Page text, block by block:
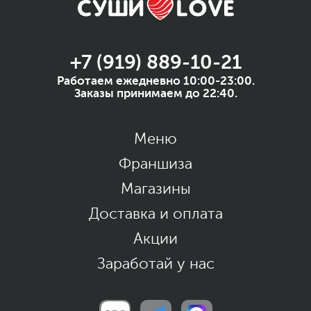
+7 (919) 889-10-21
Работаем ежедневно 10:00-23:00.
Заказы принимаем до 22:40.
Меню
Франшиза
Магазины
Доставка и оплата
Акции
Заработай у нас